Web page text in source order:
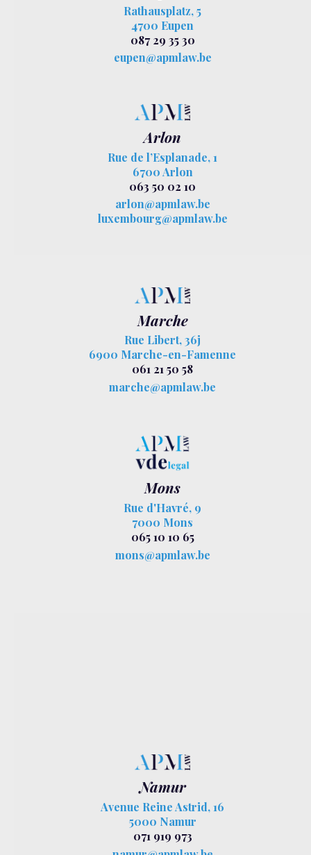
Rathausplatz, 5
4700 Eupen
087 29 35 30
eupen@apmlaw.be
Arlon
Rue de l’Esplanade, 1
6700 Arlon
063 50 02 10
arlon@apmlaw.be
luxembourg@apmlaw.be
Marche
Rue Libert, 36j
6900 Marche-en-Famenne
061 21 50 58
marche@apmlaw.be
Mons
Rue d'Havré, 9
7000 Mons
065 10 10 65
mons@apmlaw.be
Namur
Avenue Reine Astrid, 16
5000 Namur
071 919 973